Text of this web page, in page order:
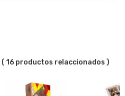
( 16 productos relaccionados )